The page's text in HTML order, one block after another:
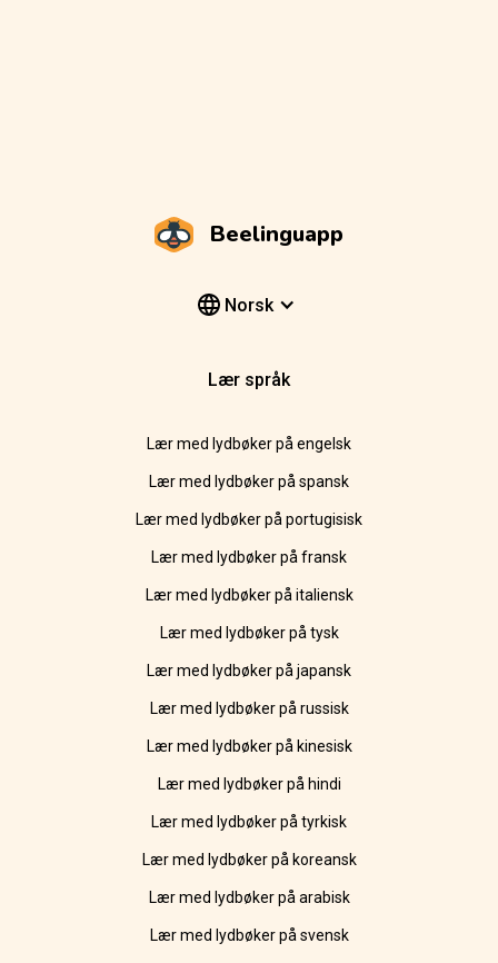
Beelinguapp
Norsk
Lær språk
Lær med lydbøker på engelsk
Lær med lydbøker på spansk
Lær med lydbøker på portugisisk
Lær med lydbøker på fransk
Lær med lydbøker på italiensk
Lær med lydbøker på tysk
Lær med lydbøker på japansk
Lær med lydbøker på russisk
Lær med lydbøker på kinesisk
Lær med lydbøker på hindi
Lær med lydbøker på tyrkisk
Lær med lydbøker på koreansk
Lær med lydbøker på arabisk
Lær med lydbøker på svensk